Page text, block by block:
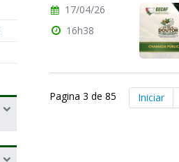
17/04/26
16h38
Pagina 3 de 85 Iniciar